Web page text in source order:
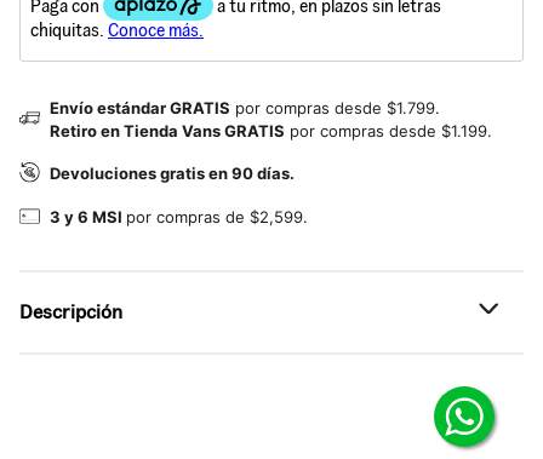
Envío estándar GRATIS por compras desde $1.799.
Retiro en Tienda Vans GRATIS por compras desde $1.199.
Devoluciones gratis en 90 días.
3 y 6 MSI por compras de $2,599.
Descripción